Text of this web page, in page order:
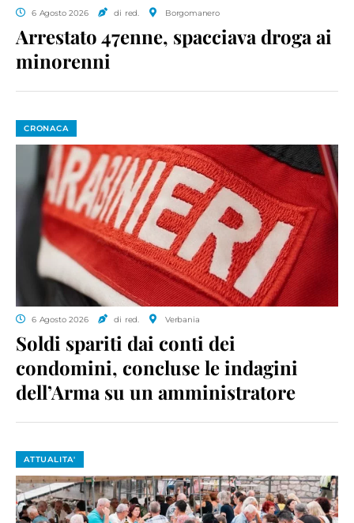
6 Agosto 2026 di red. Borgomanero
Arrestato 47enne, spacciava droga ai
minorenni
CRONACA
6 Agosto 2026 di red. Verbania
Soldi spariti dai conti dei
condomini, concluse le indagini
dell’Arma su un amministratore
ATTUALITA'